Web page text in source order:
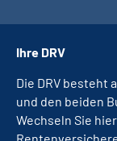
Ihre DRV
Die DRV besteht
und den beiden
Wechseln Sie